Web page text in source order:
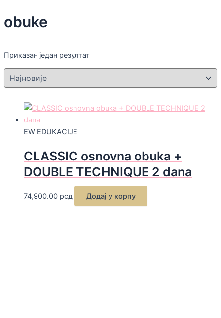
obuke
Приказан један резултат
EW EDUKACIJE
CLASSIC osnovna obuka +
DOUBLE TECHNIQUE 2 dana
74,900.00 рсд Додај у корпу